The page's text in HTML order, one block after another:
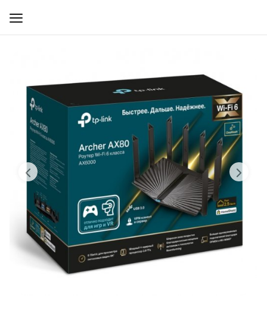
РЕШЕНИЯ ДЛЯ ДОМА
ДЛЯ БИЗНЕСА
ДЛЯ ОПЕРАТОРОВ СВЯЗИ
Прочее
Избранное
Контакты
Войти
Регистрация